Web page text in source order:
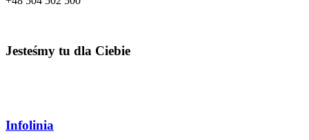
Jesteśmy tu dla Ciebie
Infolinia